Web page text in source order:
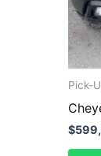
Pick-
$